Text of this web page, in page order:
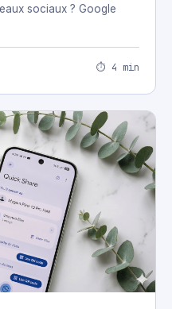
sociaux ? Google
⏱ 4 min